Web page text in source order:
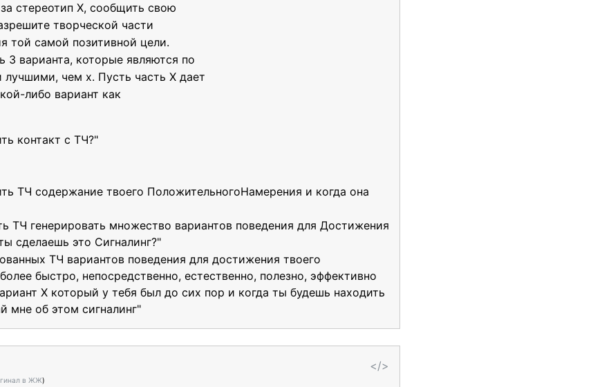
стереотип X, сообщить свою
творческой части
той самой позитивной цели.
3 варианта, которые являются по
чем х. Пусть часть Х дает
либо вариант как
контакт с ТЧ?"
ТЧ содержание твоего ПоложительногоНамерения и когда она
генерировать множество вариантов поведения для Достижения
сделаешь это Сигналинг?"
ТЧ вариантов поведения для достижения твоего
быстро, непосредственно, естественно, полезно, эффективно
Х который у тебя был до сих пор и когда ты будешь находить
мне об этом сигналинг"
</>
в ЖЖ)